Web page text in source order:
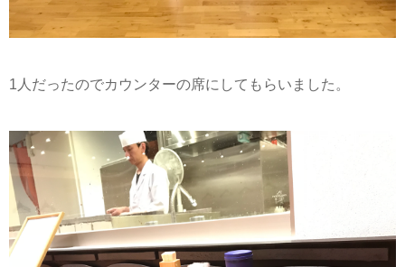
1人だったのでカウンターの席にしてもらいました。